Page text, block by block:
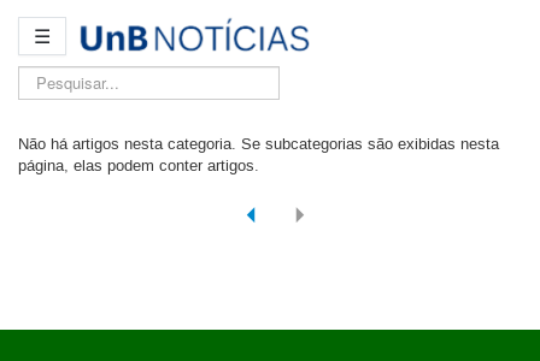
☰
Pesquisar...
Não há artigos nesta categoria. Se subcategorias são exibidas nesta
página, elas podem conter artigos.